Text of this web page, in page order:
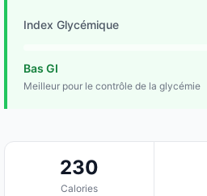
Index Glycémique
Bas GI
Meilleur pour le contrôle de la glycémie
230
Calories